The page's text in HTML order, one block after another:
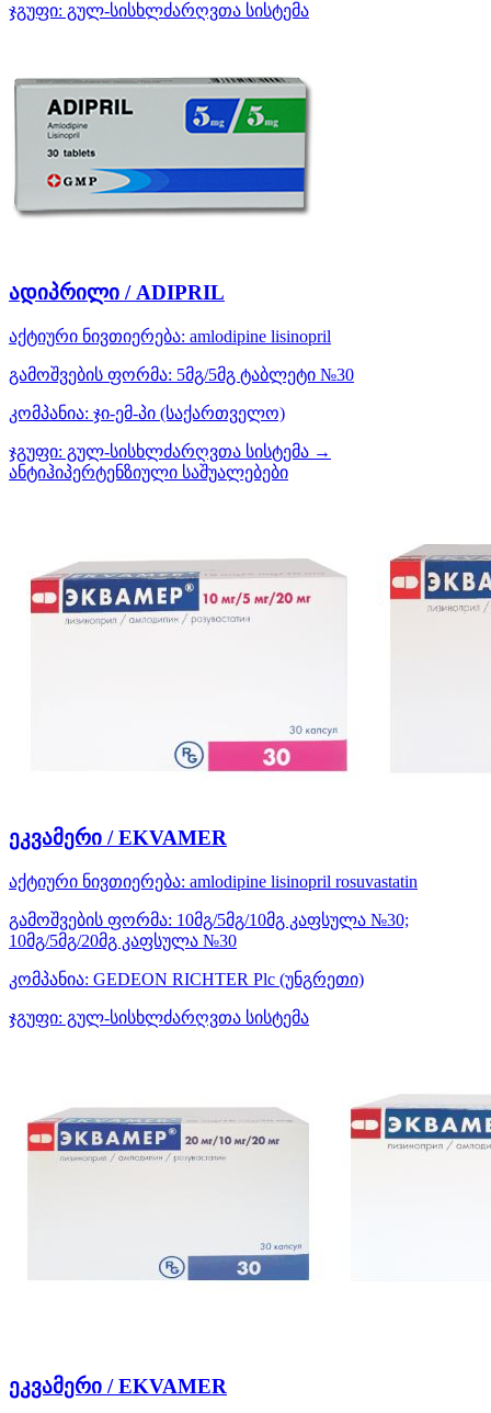
ჯგუფი: გულ-სისხლძარღვთა სისტემა
ადიპრილი / ADIPRIL
აქტიური ნივთიერება: amlodipine lisinopril
გამოშვების ფორმა: 5მგ/5მგ ტაბლეტი №30
კომპანია: ჯი-ემ-პი (საქართველო)
ჯგუფი: გულ-სისხლძარღვთა სისტემა →
ანტიჰიპერტენზიული საშუალებები
ეკვამერი / EKVAMER
აქტიური ნივთიერება: amlodipine lisinopril rosuvastatin
გამოშვების ფორმა: 10მგ/5მგ/10მგ კაფსულა №30;
10მგ/5მგ/20მგ კაფსულა №30
კომპანია: GEDEON RICHTER Plc (უნგრეთი)
ჯგუფი: გულ-სისხლძარღვთა სისტემა
ეკვამერი / EKVAMER